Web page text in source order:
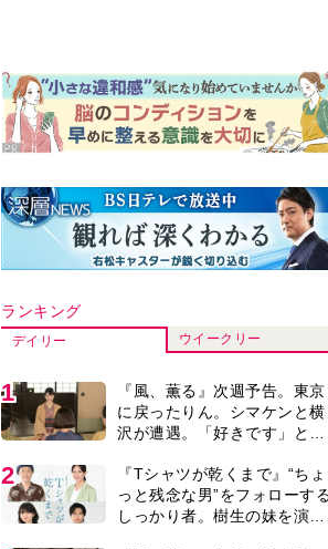
2
っと残念な男”をフォローする
しっかり者。樹生の妹を演じ
るのは、齋藤飛鳥さん＜キャ
スト紹介＞
3
『風、薫る』主演の見上愛
自分の気持ちを自覚するよう
に」
4
『Tシャツが乾くまで』第5話
予告。心を許しあう咲子と樹
生。「もうすぐ一周忌なんで
5
セ強の記者・横沢役「陽気な
イタリア人のようにと言われ
6
演歌歌手・市川由紀乃「更年
期かと思ったら〈卵巣がん〉
だった。９ヵ月の闘病を経て
紙を今も支えに」【2026上半
期BEST】
7
井上祐貴「選択できるなら大
変なほうを選ぶ。いつかは大
河の主演に」『風、薫る』で